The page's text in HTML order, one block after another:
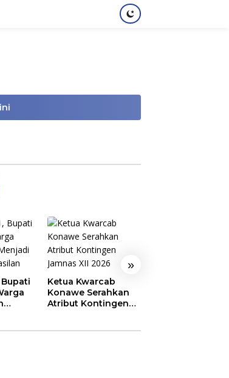
»
Bupati
Ketua Kwarcab
Konawe Serahkan
Atribut Kontingen